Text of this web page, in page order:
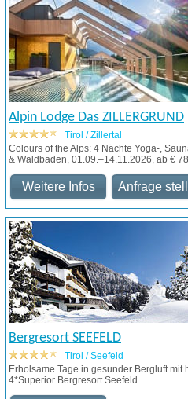
Alpin Lodge Das ZILLERGRUND
Tirol / Zillertal
Colours of the Alps: 4 Nächte Yoga-,
& Waldbaden, 01.09.–14.11.2026, ab €
Weitere Infos Anfrage
Bergresort SEEFELD
Tirol / Seefeld
Erholsame Tage in gesunder Bergluft
4*Superior Bergresort Seefeld...